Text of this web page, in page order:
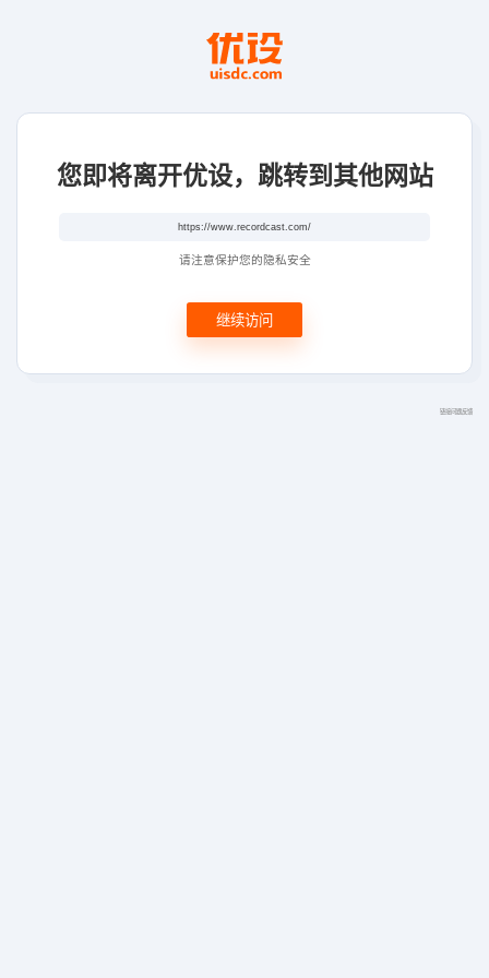
您即将离开优设，跳转到其他网站
请注意保护您的隐私安全
继续访问
链接问题反馈